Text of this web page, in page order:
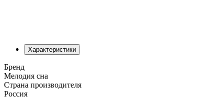
Характеристики
Бренд
Мелодия сна
Страна производителя
Россия